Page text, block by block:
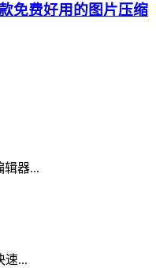
免费好用的图片压缩
辑器...
速...